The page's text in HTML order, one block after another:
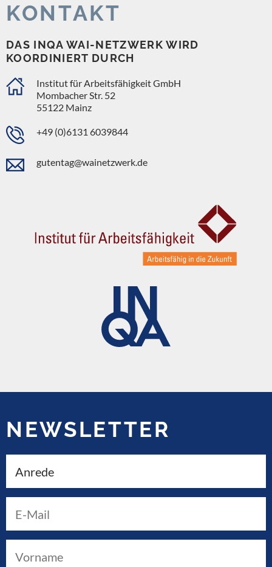
KONTAKT
DAS INQA WAI-NETZWERK WIRD
KOORDINIERT DURCH
Institut für Arbeitsfähigkeit GmbH
Mombacher Str. 52
55122 Mainz
+49 (0)6131 6039844
gutentag@wainetzwerk.de
NEWSLETTER